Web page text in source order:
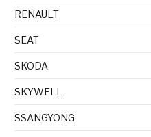
RENAULT
SEAT
SKODA
SKYWELL
SSANGYONG